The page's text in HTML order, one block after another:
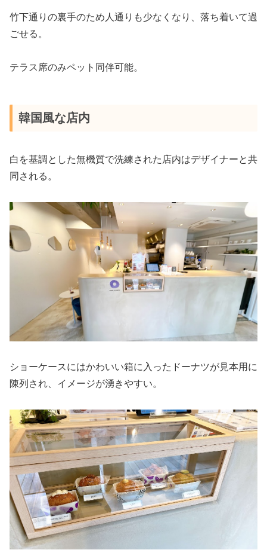
竹下通りの裏手のため人通りも少なくなり、落ち着いて過
ごせる。
テラス席のみペット同伴可能。
韓国風な店内
白を基調とした無機質で洗練された店内はデザイナーと共
同される。
ショーケースにはかわいい箱に入ったドーナツが見本用に
陳列され、イメージが湧きやすい。